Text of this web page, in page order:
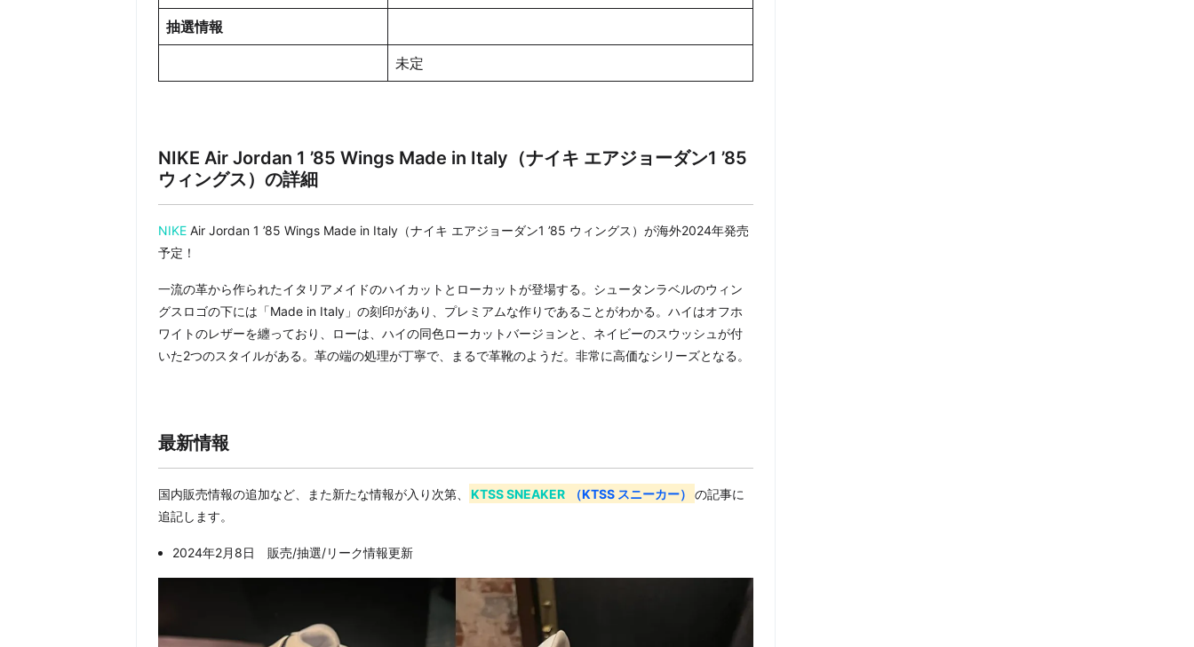
抽選情報
未定
NIKE Air Jordan 1 ’85 Wings Made in Italy（ナイキ エアジョーダン1 ’85
ウィングス） の詳細
NIKEAir Jordan 1 ’85 Wings Made in Italy（ナイキ エアジョーダン1 ’85 ウィングス）が海外2024年発売
予定！
一流の革から作られたイタリアメイドのハイカットとローカットが登場する。シュータンラベルのウィン
グスロゴの下には「Made in Italy」の刻印があり、プレミアムな作りであることがわかる。ハイはオフホ
ワイトのレザーを纏っており、ローは、ハイの同色ローカットバージョンと、ネイビーのスウッシュが付
いた2つのスタイルがある。革の端の処理が丁寧で、まるで革靴のようだ。非常に高価なシリーズとなる。
最新情報
国内販売情報の追加など、また新たな情報が入り次第、 KTSS SNEAKER （KTSS スニーカー）
の記事に
追記します。
2024年2月8日 販売/抽選/リーク情報更新